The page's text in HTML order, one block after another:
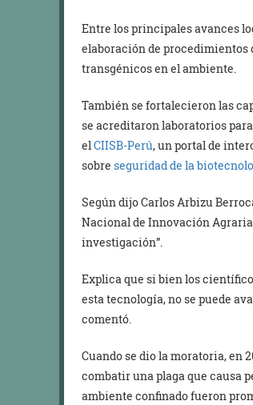
Entre los principales avances
elaboración de
transgénicos en el ambiente.
También se fortalecieron las
se acreditaron laboratorios
elCIISB-Perú, un portal de
sobre seguridad de la
Según dijo Carlos Arbizu
Nacional de Innovación
investigación”.
Explica que si bien los
esta tecnología, no se puede
comentó.
Cuando se dio la moratoria, en
combatir una plaga que causa
ambiente confinado fueron